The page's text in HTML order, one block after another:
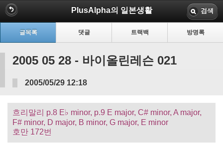
PlusAlpha의 일본생활 검색
글목록 댓글 트랙백 방명록
2005 05 28 - 바이올린레슨 021
2005/05/29 12:18
흐리말리 p.8 E♭ minor, p.9 E major, C# minor, A major,
F# minor, D major, B minor, G major, E minor
호만 172번